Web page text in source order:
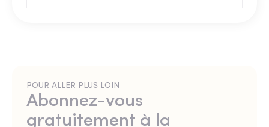
POUR ALLER PLUS LOIN
Abonnez-vous
gratuitement à la